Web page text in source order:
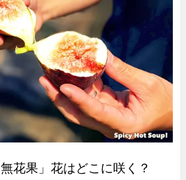
花果」花はどこに咲く？